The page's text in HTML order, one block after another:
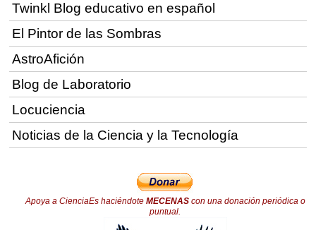
Twinkl Blog educativo en español
El Pintor de las Sombras
AstroAfición
Blog de Laboratorio
Locuciencia
Noticias de la Ciencia y la Tecnología
Apoya a CienciaEs haciéndote MECENAScon una donación periódica o
puntual.